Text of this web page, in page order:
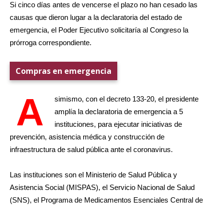
Si cinco días antes de vencerse el plazo no han cesado las
causas que dieron lugar a la declaratoria del estado de
emergencia, el Poder Ejecutivo solicitaría al Congreso la
prórroga correspondiente.
Compras en emergencia
A
simismo, con el decreto 133-20, el presidente
amplía la declaratoria de emergencia a 5
instituciones, para ejecutar iniciativas de
prevención, asistencia médica y construcción de
infraestructura de salud pública ante el coronavirus.
Las instituciones son el Ministerio de Salud Pública y
Asistencia Social (MISPAS), el Servicio Nacional de Salud
(SNS), el Programa de Medicamentos Esenciales Central de